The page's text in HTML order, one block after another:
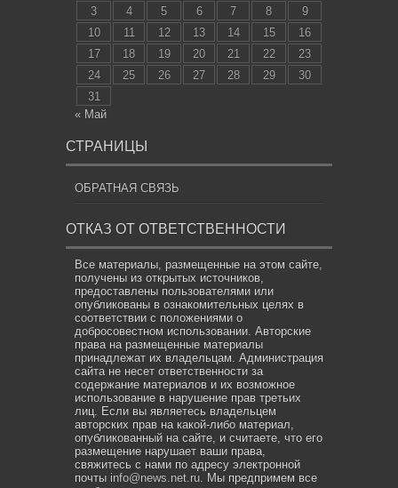
3
4 5 6 7 8
9
10
11 12 13 14 15
16
17
18 19 20 21 22
23
24
25 26 27 28 29
30
31
« Май
СТРАНИЦЫ
ОБРАТНАЯ СВЯЗЬ
ОТКАЗ ОТ ОТВЕТСТВЕННОСТИ
Все материалы, размещенные на этом сайте,
получены из открытых источников,
предоставлены пользователями или
опубликованы в ознакомительных целях в
соответствии с положениями о
добросовестном использовании. Авторские
права на размещенные материалы
принадлежат их владельцам. Администрация
сайта не несет ответственности за
содержание материалов и их возможное
использование в нарушение прав третьих
лиц. Если вы являетесь владельцем
авторских прав на какой-либо материал,
опубликованный на сайте, и считаете, что его
размещение нарушает ваши права,
свяжитесь с нами по адресу электронной
почты info@news.net.ru . Мы предпримем все